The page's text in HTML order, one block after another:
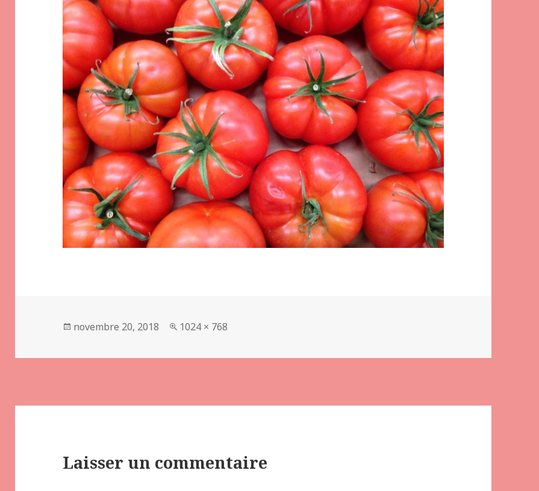
Publié
novembre 20, 2018
Taille
1024 × 768
Laisser un commentaire